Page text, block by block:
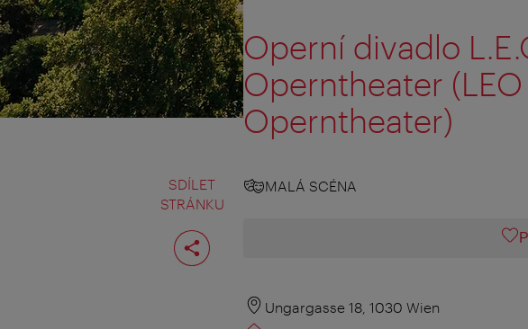
SDÍLET
STRÁNKU
Rozdělit
stranu
Operní divadlo
Operntheater
Operntheater)
MALÁ SCÉNA
Ungargasse 18, 1030 Wien